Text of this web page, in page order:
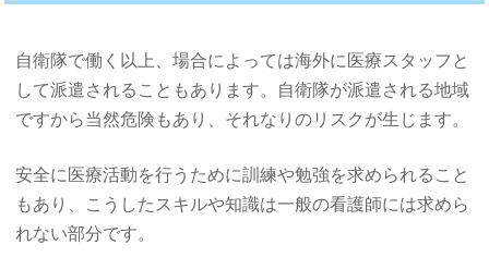
自衛隊で働く以上、場合によっては海外に医療スタッフと
して派遣されることもあります。自衛隊が派遣される地域
ですから当然危険もあり、それなりのリスクが生じます。
安全に医療活動を行うために訓練や勉強を求められること
もあり、こうしたスキルや知識は一般の看護師には求めら
れない部分です。